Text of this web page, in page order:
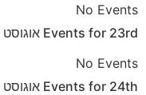
No Events
Events for 23rd
אוגוסט
No Events
Events for 24th
אוגוסט